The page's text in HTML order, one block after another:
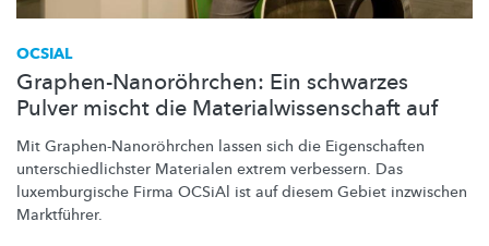
OCSIAL
Graphen-Nanoröhrchen: Ein schwarzes
Pulver mischt die Materialwissenschaft auf
Mit Graphen-Nanoröhrchen lassen sich die Eigenschaften
unterschiedlichster Materialen extrem verbessern. Das
luxemburgische Firma OCSiAl ist auf diesem Gebiet inzwischen
Marktführer.